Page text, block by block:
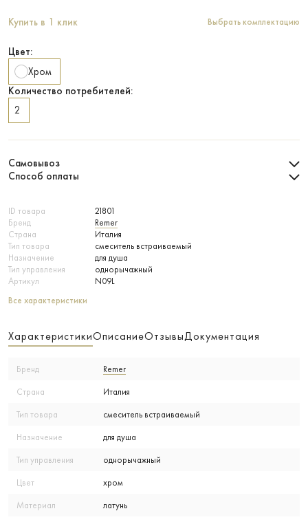
ID товара
21801
Бренд
Remer
Страна
Италия
Тип товара
смеситель встраиваемый
Назначение
для душа
Тип управления
однорычажный
Артикул
N09L
Все характеристики
Купить в 1 клик Выбрать комплектацию
Цвет:
Хром
Количество потребителей:
2
Самовывоз
Способ оплаты
ХарактеристикиОписаниеОтзывыДокументация
Бренд Remer
Страна Италия
Тип товара смеситель встраиваемый
Назначение для душа
Тип управления однорычажный
Цвет хром
Материал латунь